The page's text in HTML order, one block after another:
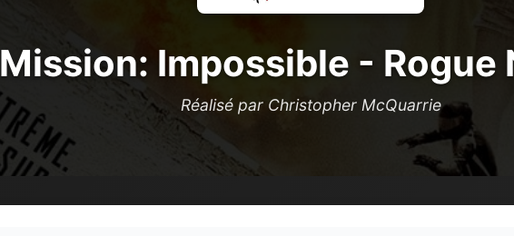
Mission: Impossible - Rogue
Réalisé par Christopher McQuarrie